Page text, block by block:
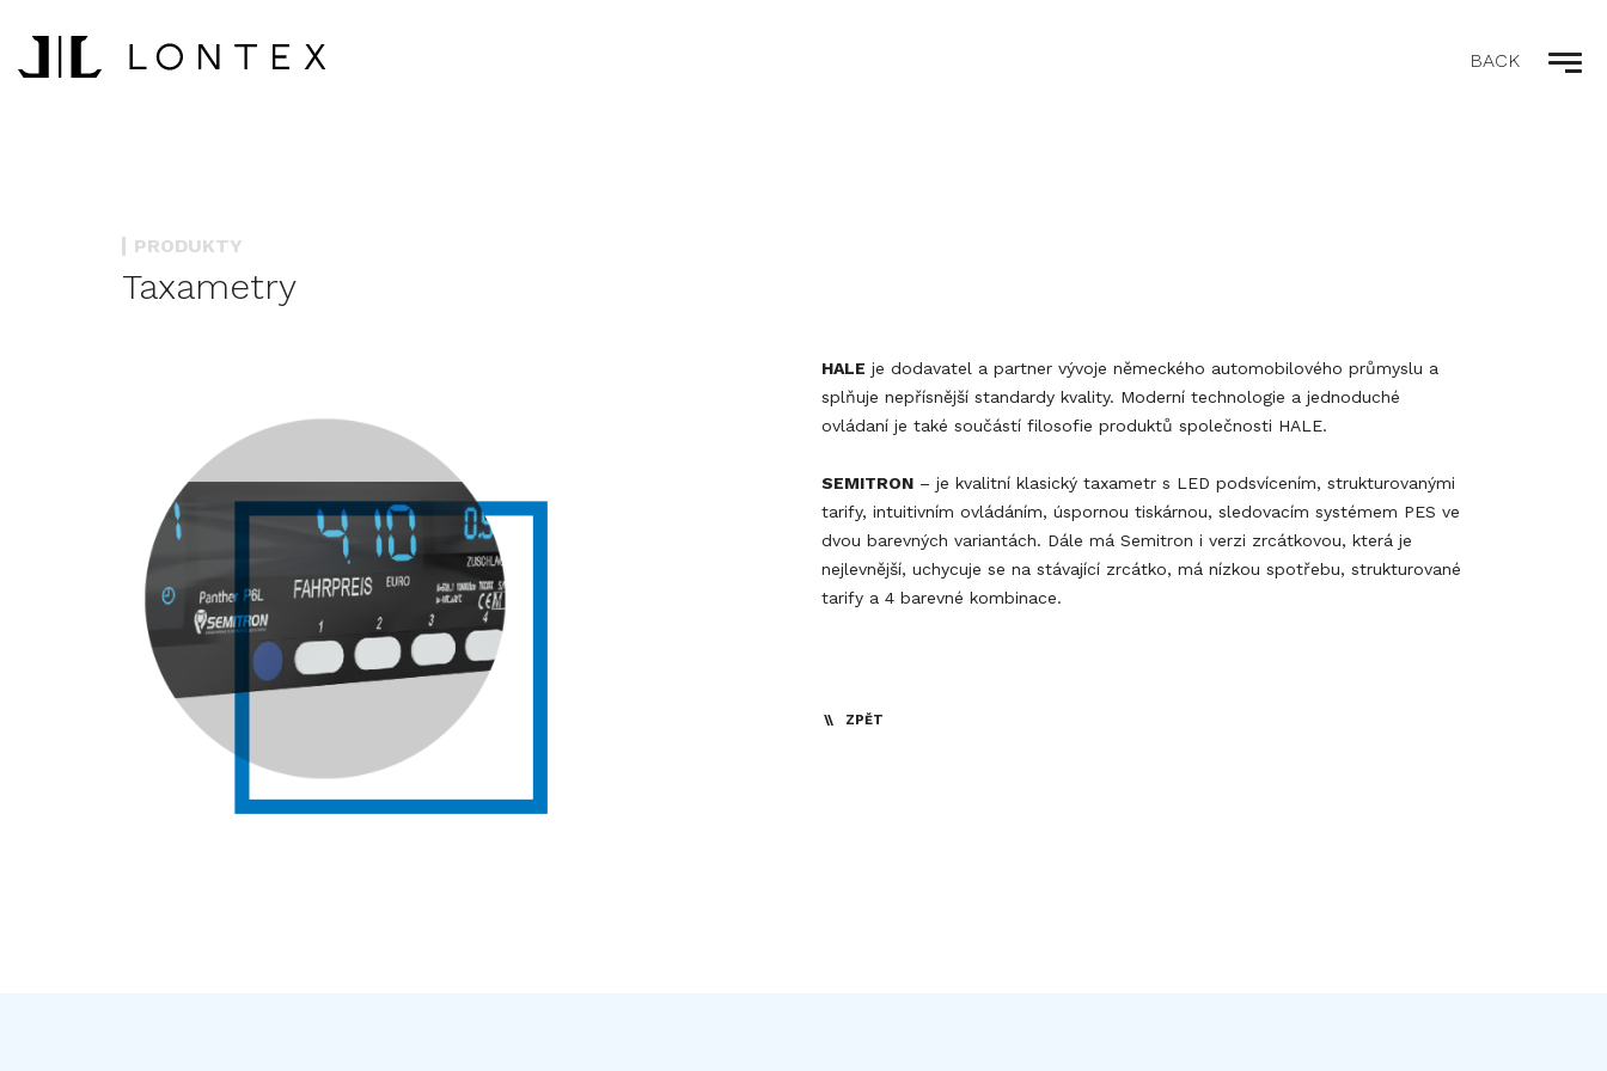
BACK
PRODUKTY
Taxametry
HALE je dodavatel a partner vývoje německého automobilového průmyslu a
splňuje nepřísnější standardy kvality. Moderní technologie a jednoduché
ovládaní je také součástí filosofie produktů společnosti HALE.
SEMITRON – je kvalitní klasický taxametr s LED podsvícením, strukturovanými
tarify, intuitivním ovládáním, úspornou tiskárnou, sledovacím systémem PES ve
dvou barevných variantách. Dále má Semitron i verzi zrcátkovou, která je
nejlevnější, uchycuje se na stávající zrcátko, má nízkou spotřebu, strukturované
tarify a 4 barevné kombinace.
ZPĚT